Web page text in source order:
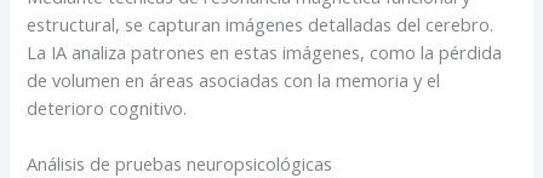
estructural, se capturan imágenes detalladas del cerebro.
La IA analiza patrones en estas imágenes, como la pérdida
de volumen en áreas asociadas con la memoria y el
deterioro cognitivo.
Análisis de pruebas neuropsicológicas